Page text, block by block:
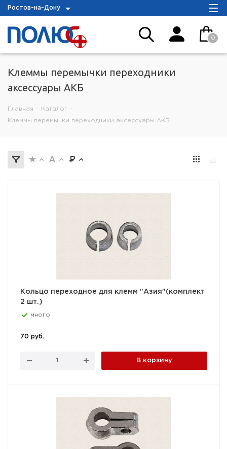
Ростов-на-Дону
0
Клеммы перемычки переходники
аксессуары АКБ
Главная - Каталог -
Клеммы перемычки переходники аксессуары АКБ
Кольцо переходное для клемм "Азия"(комплект
2 шт.)
много
70 руб.
В корзину